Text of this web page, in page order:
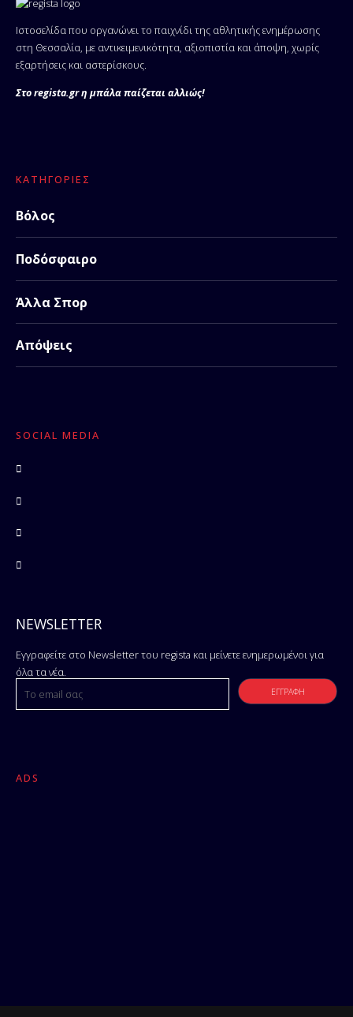
Ιστοσελίδα που οργανώνει το παιχνίδι της αθλητικής ενημέρωσης
στη Θεσσαλία, με αντικειμενικότητα, αξιοπιστία και άποψη, χωρίς
εξαρτήσεις και αστερίσκους.
Στο regista.gr η μπάλα παίζεται αλλιώς!
ΚΑΤΗΓΟΡΊΕΣ
Βόλος
Ποδόσφαιρο
Άλλα Σπορ
Απόψεις
SOCIAL MEDIA
NEWSLETTER
Εγγραφείτε στο Newsletter του regista και μείνετε ενημερωμένοι για
όλα τα νέα.
ADS